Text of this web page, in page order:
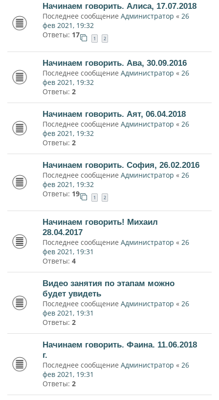
Начинаем говорить. Алиса, 17.07.2018
Последнее сообщение Администратор « 26
фев 2021, 19:32
Ответы: 17 1 2
Начинаем говорить. Ава, 30.09.2016
Последнее сообщение Администратор « 26
фев 2021, 19:32
Ответы: 2
Начинаем говорить. Аят, 06.04.2018
Последнее сообщение Администратор « 26
фев 2021, 19:32
Ответы: 2
Начинаем говорить. София, 26.02.2016
Последнее сообщение Администратор « 26
фев 2021, 19:32
Ответы: 19 1 2
Начинаем говорить! Михаил
28.04.2017
Последнее сообщение Администратор « 26
фев 2021, 19:31
Ответы: 4
Видео занятия по этапам можно
будет увидеть
Последнее сообщение Администратор « 26
фев 2021, 19:31
Ответы: 2
Начинаем говорить. Фаина. 11.06.2018
г.
Последнее сообщение Администратор « 26
фев 2021, 19:31
Ответы: 2